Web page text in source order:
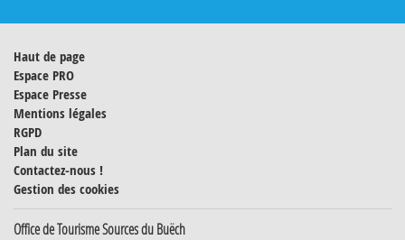
Haut de page
Espace PRO
Espace Presse
Mentions légales
RGPD
Plan du site
Contactez-nous !
Gestion des cookies
Office de Tourisme Sources du Buëch